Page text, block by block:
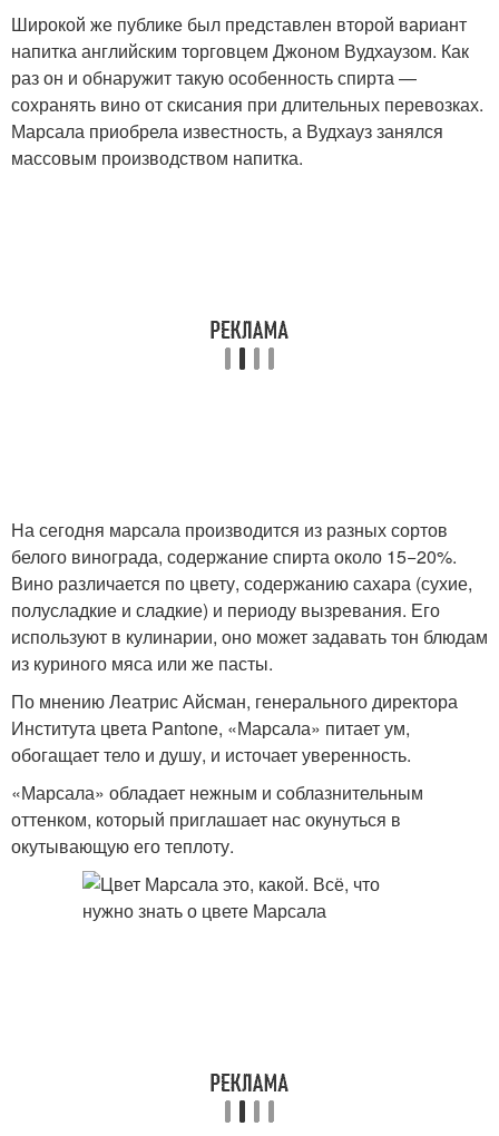
Широкой же публике был представлен второй вариант
напитка английским торговцем Джоном Вудхаузом. Как
раз он и обнаружит такую особенность спирта —
сохранять вино от скисания при длительных перевозках.
Марсала приобрела известность, а Вудхауз занялся
массовым производством напитка.
На сегодня марсала производится из разных сортов
белого винограда, содержание спирта около 15−20%.
Вино различается по цвету, содержанию сахара (сухие,
полусладкие и сладкие) и периоду вызревания. Его
используют в кулинарии, оно может задавать тон блюдам
из куриного мяса или же пасты.
По мнению Леатрис Айсман, генерального директора
Института цвета Pantone, «Марсала» питает ум,
обогащает тело и душу, и источает уверенность.
«Марсала» обладает нежным и соблазнительным
оттенком, который приглашает нас окунуться в
окутывающую его теплоту.